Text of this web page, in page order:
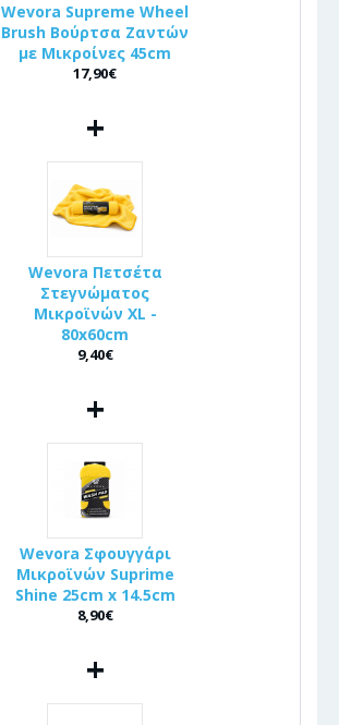
Wevora Supreme Wheel
Brush Βούρτσα Ζαντών
με Μικροίνες 45cm
17,90€
+
Wevora Πετσέτα
Στεγνώματος
Μικροϊνών XL -
80x60cm
9,40€
+
Wevora Σφουγγάρι
Μικροϊνών Suprime
Shine 25cm x 14.5cm
8,90€
+